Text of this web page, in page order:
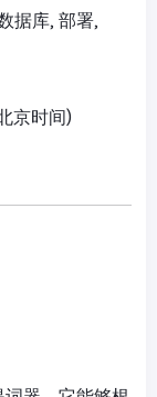
据库, 部署,
京时间)